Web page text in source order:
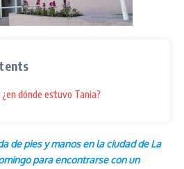
dónde estuvo Tania?
de pies y manos en la ciudad de La
para encontrarse con un